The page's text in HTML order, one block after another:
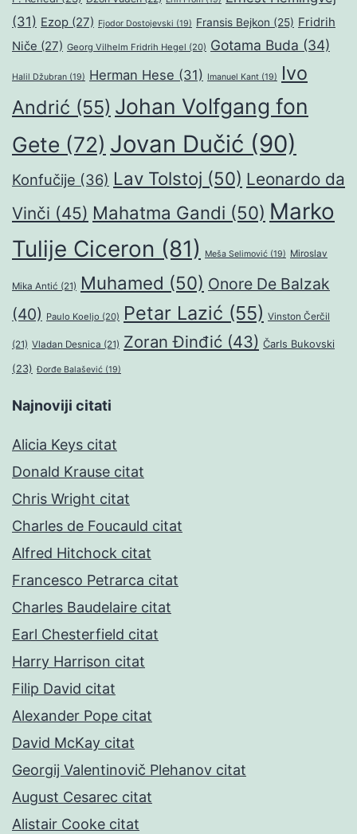
(31) Ezop (27) Fjodor Dostojevski (19) Fransis Bejkon (25) Fridrih
Niče (27) Georg Vilhelm Fridrih Hegel (20) Gotama Buda (34)
Halil Džubran (19) Herman Hese (31) Imanuel Kant (19)
Ivo
Andrić (55) Johan Volfgang fon
Gete (72) Jovan Dučić (90)
Konfučije (36) Lav Tolstoj (50) Leonardo da
Vinči (45) Mahatma Gandi (50) Marko
Tulije Ciceron (81) Meša Selimović (19) Miroslav
Mika Antić (21) Muhamed (50) Onore De Balzak
(40) Paulo Koeljo (20) Petar Lazić (55) Vinston Čerčil
(21) Vladan Desnica (21) Zoran Đinđić (43) Čarls Bukovski
(23) Đorđe Balašević (19)
Najnoviji citati
Alicia Keys citat
Donald Krause citat
Chris Wright citat
Charles de Foucauld citat
Alfred Hitchock citat
Francesco Petrarca citat
Charles Baudelaire citat
Earl Chesterfield citat
Harry Harrison citat
Filip David citat
Alexander Pope citat
David McKay citat
Georgij Valentinovič Plehanov citat
August Cesarec citat
Alistair Cooke citat